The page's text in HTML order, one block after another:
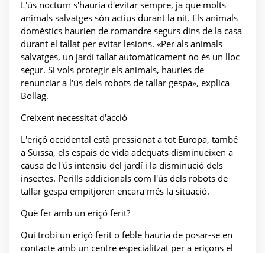
L'ús nocturn s'hauria d'evitar sempre, ja que molts
animals salvatges són actius durant la nit. Els animals
domèstics haurien de romandre segurs dins de la casa
durant el tallat per evitar lesions. «Per als animals
salvatges, un jardí tallat automàticament no és un lloc
segur. Si vols protegir els animals, hauries de
renunciar a l'ús dels robots de tallar gespa», explica
Bollag.
Creixent necessitat d'acció
L'eriçó occidental està pressionat a tot Europa, també
a Suïssa, els espais de vida adequats disminueixen a
causa de l'ús intensiu del jardí i la disminució dels
insectes. Perills addicionals com l'ús dels robots de
tallar gespa empitjoren encara més la situació.
Què fer amb un eriçó ferit?
Qui trobi un eriçó ferit o feble hauria de posar-se en
contacte amb un centre especialitzat per a eriçons el